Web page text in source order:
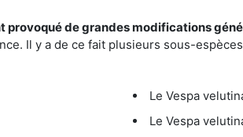
provoqué de grandes modifications
Il y a de ce fait plusieurs sous-
Le Vespa
Le Vespa